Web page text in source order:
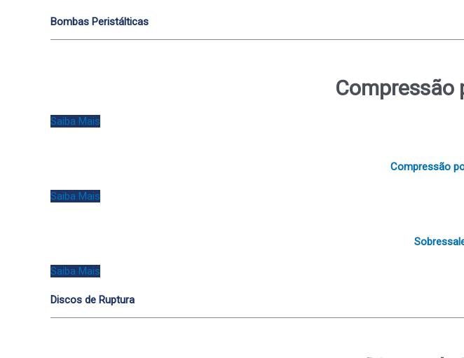
Bombas Peristálticas
Compressão
Saiba Mais
Compressão
Saiba Mais
Saiba Mais
Discos de Ruptura